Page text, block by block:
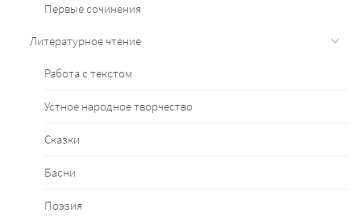
Первые сочинения
Литературное чтение
Работа с текстом
Устное народное творчество
Сказки
Басни
Поэзия